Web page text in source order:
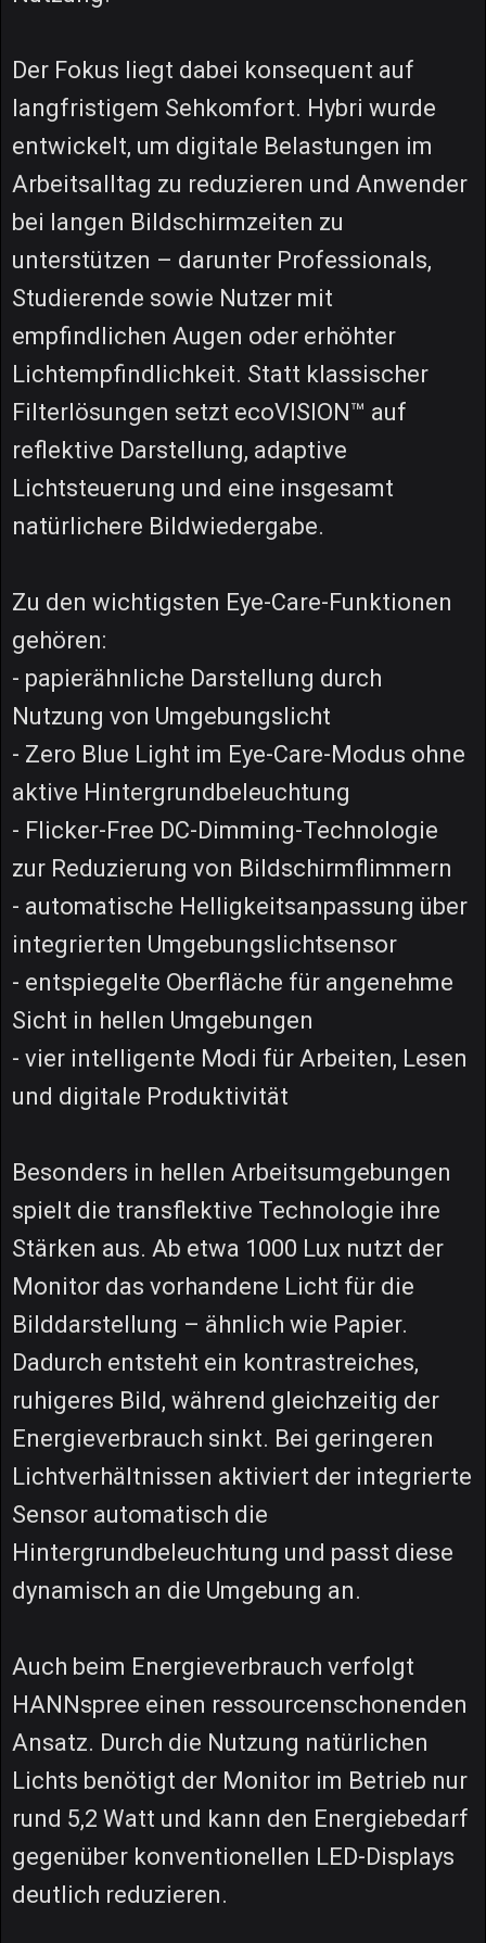
Der Fokus liegt dabei konsequent auf
langfristigem Sehkomfort. Hybri wurde
entwickelt, um digitale Belastungen im
Arbeitsalltag zu reduzieren und Anwender
bei langen Bildschirmzeiten zu
unterstützen – darunter Professionals,
Studierende sowie Nutzer mit
empfindlichen Augen oder erhöhter
Lichtempfindlichkeit. Statt klassischer
Filterlösungen setzt ecoVISION™ auf
reflektive Darstellung, adaptive
Lichtsteuerung und eine insgesamt
natürlichere Bildwiedergabe.
Zu den wichtigsten Eye-Care-Funktionen
gehören:
- papierähnliche Darstellung durch
Nutzung von Umgebungslicht
- Zero Blue Light im Eye-Care-Modus ohne
aktive Hintergrundbeleuchtung
- Flicker-Free DC-Dimming-Technologie
zur Reduzierung von Bildschirmflimmern
- automatische Helligkeitsanpassung über
integrierten Umgebungslichtsensor
- entspiegelte Oberfläche für angenehme
Sicht in hellen Umgebungen
- vier intelligente Modi für Arbeiten, Lesen
und digitale Produktivität
Besonders in hellen Arbeitsumgebungen
spielt die transflektive Technologie ihre
Stärken aus. Ab etwa 1000 Lux nutzt der
Monitor das vorhandene Licht für die
Bilddarstellung – ähnlich wie Papier.
Dadurch entsteht ein kontrastreiches,
ruhigeres Bild, während gleichzeitig der
Energieverbrauch sinkt. Bei geringeren
Lichtverhältnissen aktiviert der integrierte
Sensor automatisch die
Hintergrundbeleuchtung und passt diese
dynamisch an die Umgebung an.
Auch beim Energieverbrauch verfolgt
HANNspree einen ressourcenschonenden
Ansatz. Durch die Nutzung natürlichen
Lichts benötigt der Monitor im Betrieb nur
rund 5,2 Watt und kann den Energiebedarf
gegenüber konventionellen LED-Displays
deutlich reduzieren.